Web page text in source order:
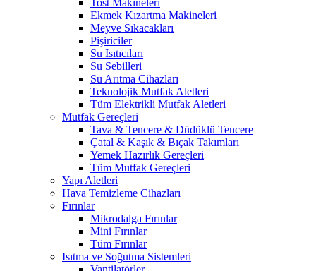
Tost Makineleri
Ekmek Kızartma Makineleri
Meyve Sıkacakları
Pişiriciler
Su Isıtıcıları
Su Sebilleri
Su Arıtma Cihazları
Teknolojik Mutfak Aletleri
Tüm Elektrikli Mutfak Aletleri
Mutfak Gereçleri
Tava & Tencere & Düdüklü Tencere
Çatal & Kaşık & Bıçak Takımları
Yemek Hazırlık Gereçleri
Tüm Mutfak Gereçleri
Yapı Aletleri
Hava Temizleme Cihazları
Fırınlar
Mikrodalga Fırınlar
Mini Fırınlar
Tüm Fırınlar
Isıtma ve Soğutma Sistemleri